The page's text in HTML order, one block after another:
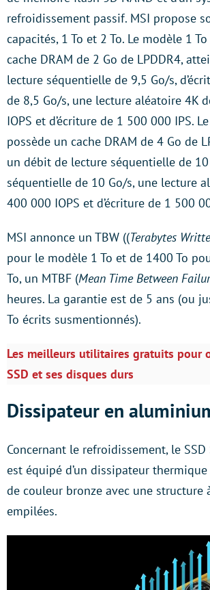
refroidissement passif. MSI propose
capacités, 1 To et 2 To. Le modèle 1
cache DRAM de 2 Go de LPDDR4,
lecture séquentielle de 9,5 Go/s,
de 8,5 Go/s, une lecture aléatoire 4K
IOPS et d’écriture de 1 500 000 IPS.
possède un cache DRAM de 4 Go de
un débit de lecture séquentielle de 10
séquentielle de 10 Go/s, une lecture
400 000 IOPS et d’écriture de 1 500
MSI annonce un TBW ((Terabytes
pour le modèle 1 To et de 1400 To
To, un MTBF (Mean Time Between
heures. La garantie est de 5 ans (ou
To écrits susmentionnés).
Les meilleurs utilitaires gratuits pour
SSD et ses disques durs
Dissipateur en
Concernant le refroidissement, le SSD
est équipé d’un dissipateur
de couleur bronze avec une structure
empilées.